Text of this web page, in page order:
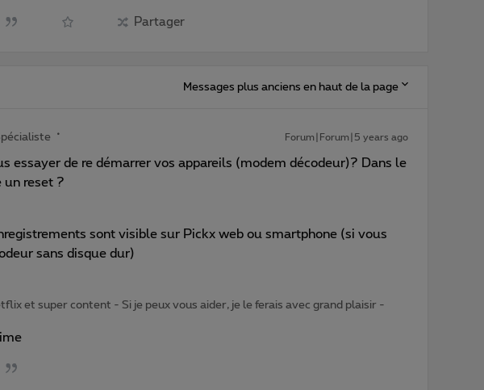
Partager
Messages plus anciens en haut de la page
Forum|Forum|5 years ago
essayer de re démarrer vos appareils (modem décodeur)? Dans le
un reset ?
sont visible sur Pickx web ou smartphone (si vous
sans disque dur)
et super content - Si je peux vous aider, je le ferais avec grand plaisir -